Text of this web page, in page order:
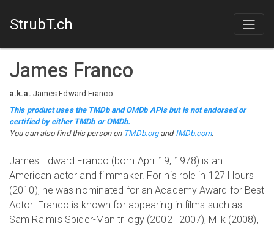
StrubT.ch
James Franco
a.k.a. James Edward Franco
This product uses the TMDb and OMDb APIs but is not endorsed or
certified by either TMDb or OMDb.
You can also find this person on TMDb.organd IMDb.com.
James Edward Franco (born April 19, 1978) is an
American actor and filmmaker. For his role in 127 Hours
(2010), he was nominated for an Academy Award for Best
Actor. Franco is known for appearing in films such as
Sam Raimi's Spider-Man trilogy (2002–2007), Milk (2008),